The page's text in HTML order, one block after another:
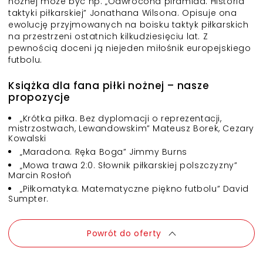
taktyki piłkarskiej” Jonathana Wilsona. Opisuje ona
ewolucję przyjmowanych na boisku taktyk piłkarskich
na przestrzeni ostatnich kilkudziesięciu lat. Z
pewnością doceni ją niejeden miłośnik europejskiego
futbolu.
Książka dla fana piłki nożnej – nasze
propozycje
„Krótka piłka. Bez dyplomacji o reprezentacji,
mistrzostwach, Lewandowskim” Mateusz Borek, Cezary
Kowalski
„Maradona. Ręka Boga” Jimmy Burns
„Mowa trawa 2:0. Słownik piłkarskiej polszczyzny”
Marcin Rosłoń
„Piłkomatyka. Matematyczne piękno futbolu” David
Sumpter.
Powrót do oferty
Zwiększ rozmiar czcionki
Zmniejsz rozmiar czcionki
Skala szarości